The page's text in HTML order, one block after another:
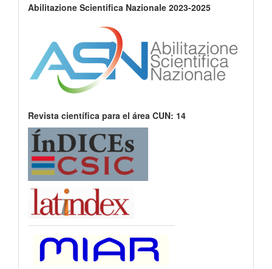
Abilitazione Scientifica Nazionale 2023-2025
Revista científica para el área CUN: 14